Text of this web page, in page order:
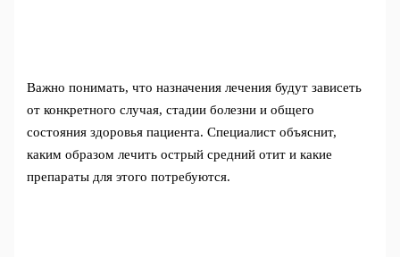
Важно понимать, что назначения лечения будут зависеть
от конкретного случая, стадии болезни и общего
состояния здоровья пациента. Специалист объяснит,
каким образом лечить острый средний отит и какие
препараты для этого потребуются.